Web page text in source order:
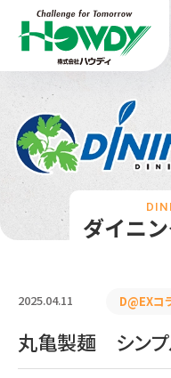
ダイニ
2025.04.11 D@EXコ
丸亀製麺 シンプ